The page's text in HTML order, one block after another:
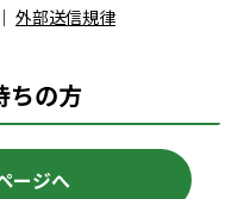
｜ 外部送信規律
の方
ージへ